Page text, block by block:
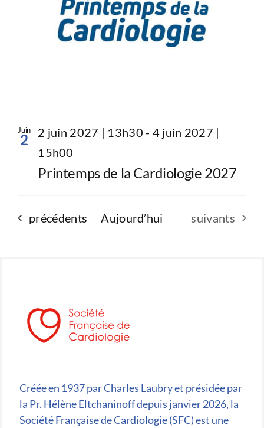
Juin
2
Printemps de la Cardiologie 2027
2 juin 2027 | 13h30 - 4 juin 2027 |
15h00
Évènements
précédents Aujourd’hui Évènements
suivants
Créée en 1937 par Charles Laubry et présidée par
la Pr. Hélène Eltchaninoff depuis janvier 2026, la
Société Française de Cardiologie (SFC) est une